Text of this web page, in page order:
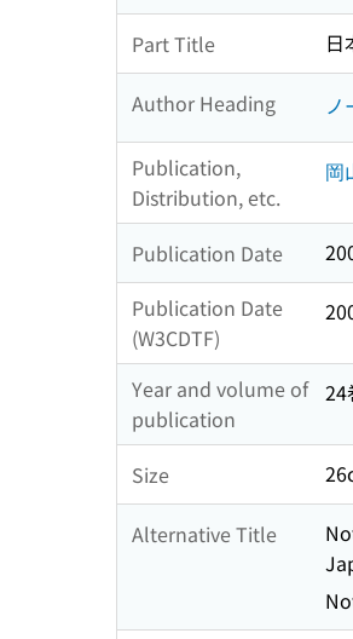
Part Title 日
Author Heading ノ
Publication,
Distribution, etc.
岡
Publication Date
Publication Date
(W3CDTF)
Year and volume of
publication
24
Size
Alternative Title